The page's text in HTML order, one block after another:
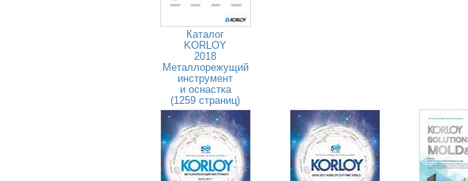
Каталог
KORLOY
2018
Металлорежущий
инструмент
и оснастка
(1259 страниц)